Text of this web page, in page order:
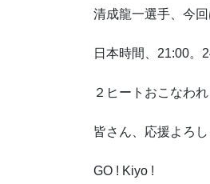
清成龍一選手、今
日本時間、21:00。
２ヒートおこなわれ
皆さん、応援よろ
GO ! Kiyo !